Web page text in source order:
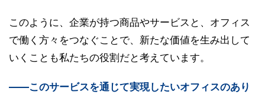
このように、企業が持つ商品やサービスと、オフィス
で働く方々をつなぐことで、新たな価値を生み出して
いくことも私たちの役割だと考えています。
――このサービスを通じて実現したいオフィスのあり